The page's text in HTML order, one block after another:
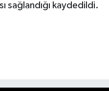
sağlandığı kaydedildi.